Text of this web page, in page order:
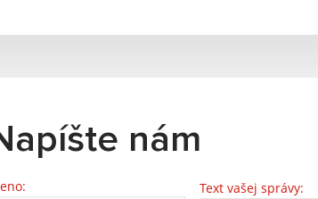
nám
Text vašej správy: